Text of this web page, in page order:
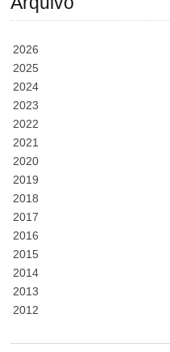
2026
2025
2024
2023
2022
2021
2020
2019
2018
2017
2016
2015
2014
2013
2012